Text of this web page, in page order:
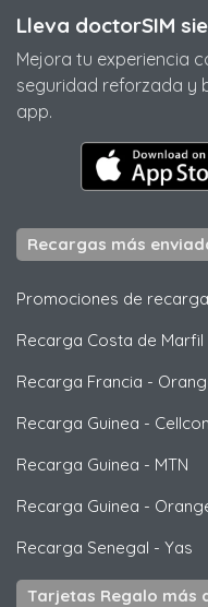
Lleva doctorSIM
Mejora tu experiencia
seguridad reforzada y
app.
Recargas más
Promociones de
Recarga Costa de Marfil
Recarga Francia -
Recarga Guinea -
Recarga Guinea - MTN
Recarga Guinea -
Recarga Senegal - Yas
Tarjetas Regalo más